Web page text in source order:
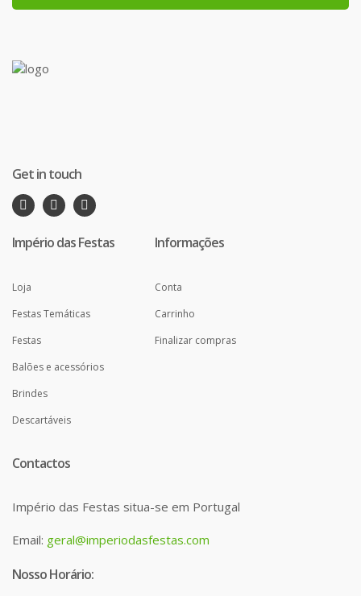
Get in touch
Império das Festas
Loja
Festas Temáticas
Festas
Balões e acessórios
Brindes
Descartáveis
Informações
Conta
Carrinho
Finalizar compras
Contactos
Império das Festas situa-se em Portugal
Email: geral@imperiodasfestas.com
Nosso Horário: